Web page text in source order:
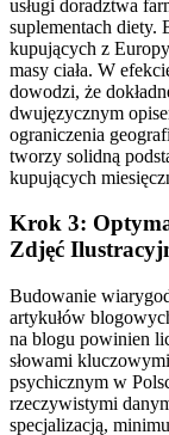
usługi doradztwa
suplementach diety.
kupujących z
masy ciała. W
dowodzi, że
dwujęzycznym
ograniczenia
tworzy solidną
kupujących
Krok 3:
Zdjęć
Budowanie
artykułów
na blogu powinien
słowami
psychicznym w
rzeczywistymi
specjalizacją,